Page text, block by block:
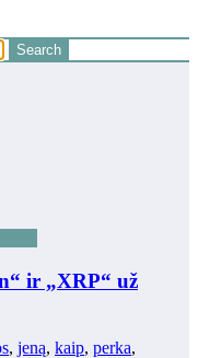
ir „XRP“ už
, jeną, kaip, perka,